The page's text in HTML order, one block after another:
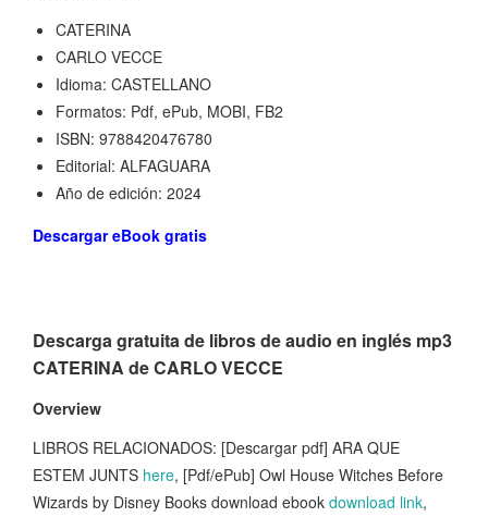
CATERINA
CARLO VECCE
Idioma: CASTELLANO
Formatos: Pdf, ePub, MOBI, FB2
ISBN: 9788420476780
Editorial: ALFAGUARA
Año de edición: 2024
Descargar eBook gratis
Descarga gratuita de libros de audio en inglés mp3
CATERINA de CARLO VECCE
Overview
LIBROS RELACIONADOS: [Descargar pdf] ARA QUE
ESTEM JUNTS here, [Pdf/ePub] Owl House Witches Before
Wizards by Disney Books download ebook download link,